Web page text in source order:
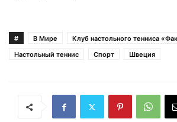
# В Мире
Клуб настольного тенниса
Настольный теннис
Спорт Швеция